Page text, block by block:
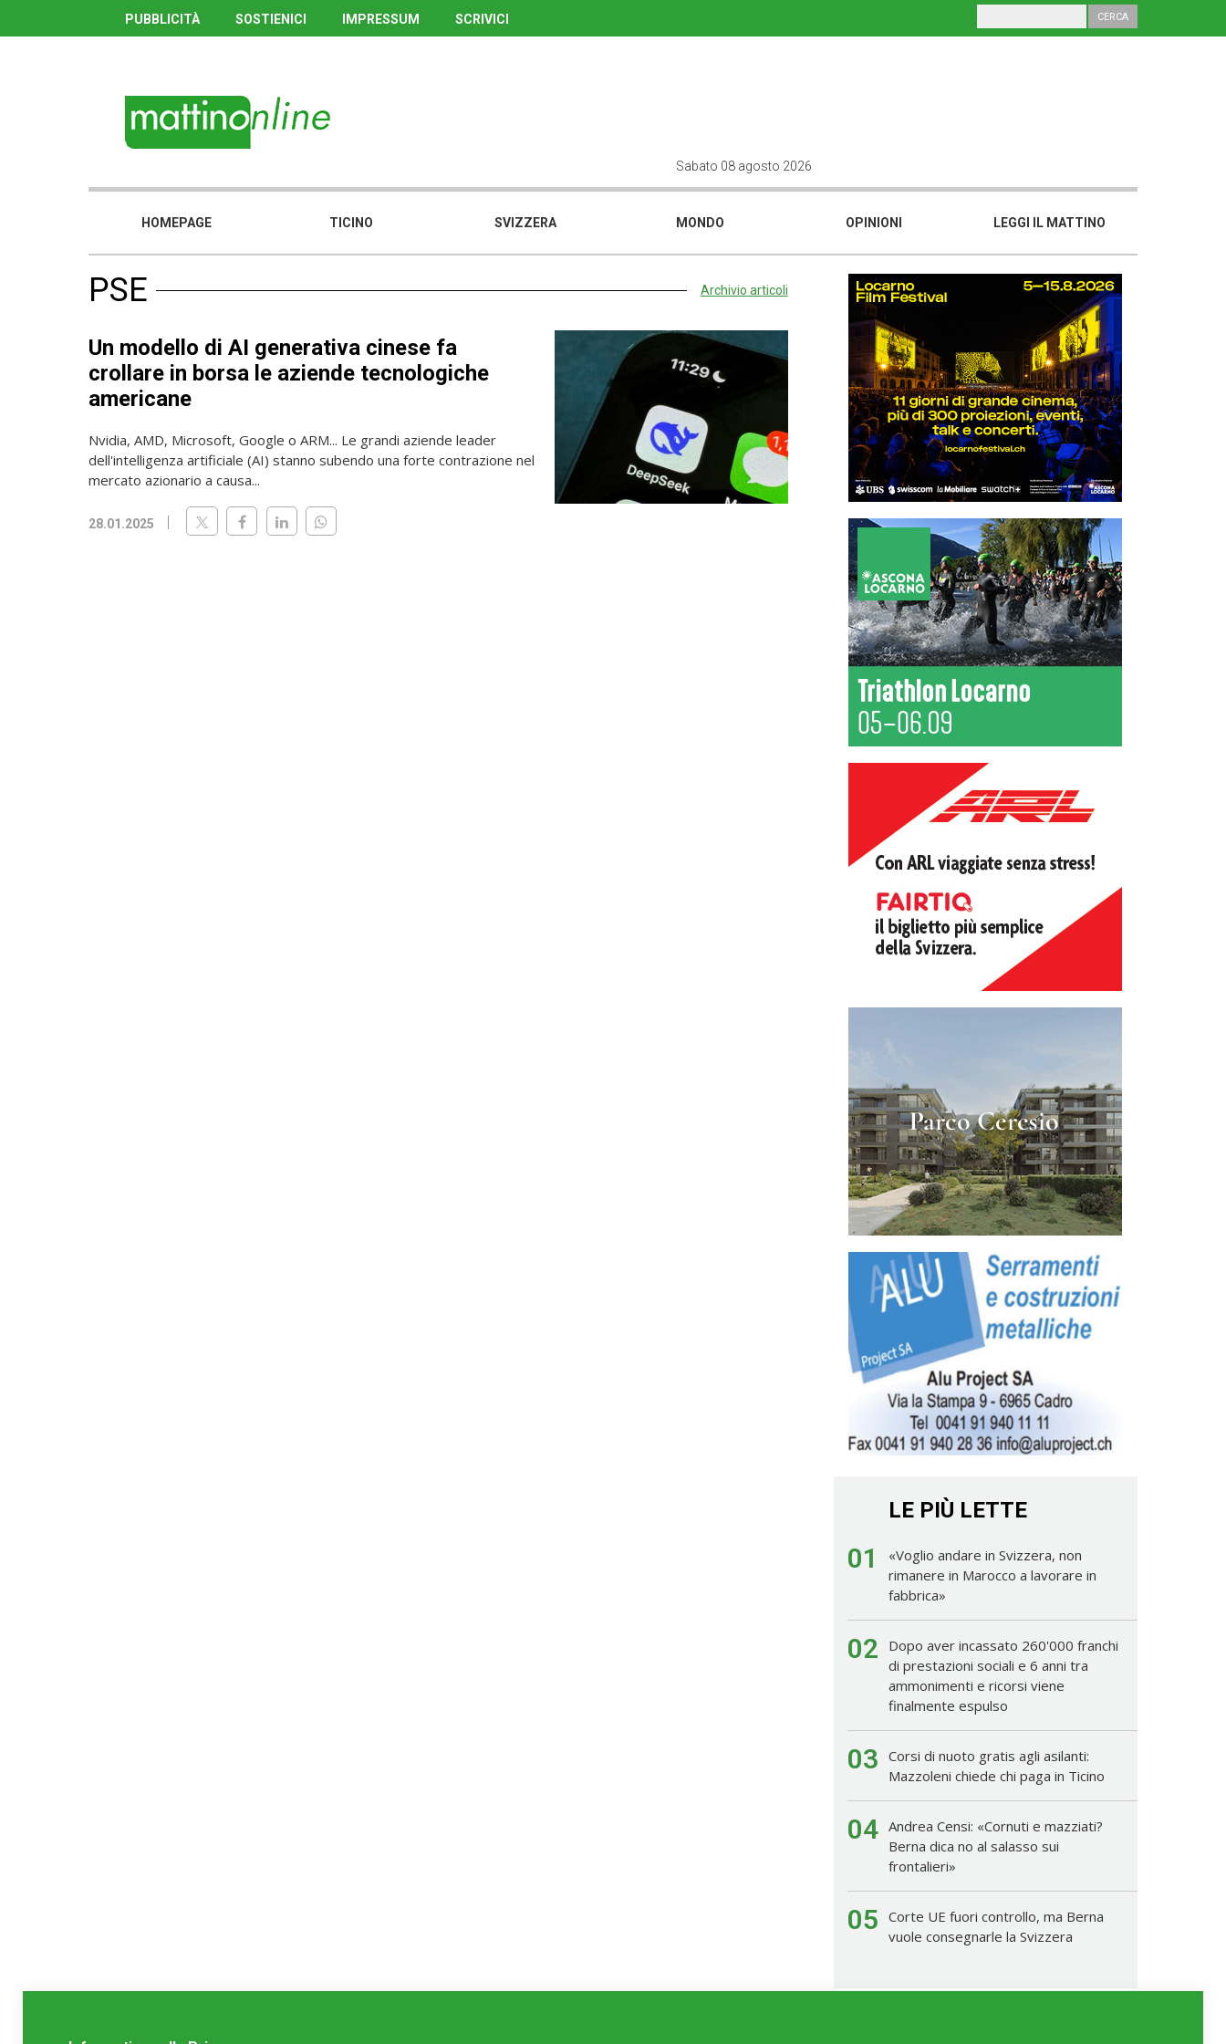
PUBBLICITÀ SOSTIENICI IMPRESSUM SCRIVICI
Sabato 08 agosto 2026
HOMEPAGE TICINO SVIZZERA MONDO OPINIONI LEGGI IL MATTINO
PSE Archivio articoli
Un modello di AI generativa cinese fa
crollare in borsa le aziende tecnologiche
americane
Nvidia, AMD, Microsoft, Google o ARM... Le grandi aziende leader
dell'intelligenza artificiale (AI) stanno subendo una forte contrazione nel
mercato azionario a causa...
28.01.2025
LE PIÙ LETTE
01
«Voglio andare in Svizzera, non
rimanere in Marocco a lavorare in
fabbrica»
02
Dopo aver incassato 260'000 franchi
di prestazioni sociali e 6 anni tra
ammonimenti e ricorsi viene
finalmente espulso
03 Corsi di nuoto gratis agli asilanti:
Mazzoleni chiede chi paga in Ticino
04 Andrea Censi: «Cornuti e mazziati?
Berna dica no al salasso sui
frontalieri»
05 Corte UE fuori controllo, ma Berna
vuole consegnarle la Svizzera